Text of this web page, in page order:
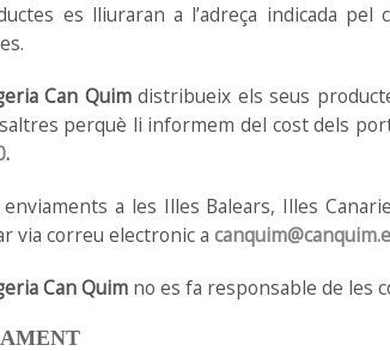
es lliuraran a l’adreça indicada
Can Quimdistribueix els seus
perquè li informem del cost dels
.
a les Illes Balears, Illes
via correu electronic a
Can Quim no es fa responsable de les